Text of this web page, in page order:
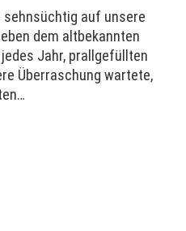
auf unsere
dem altbekannten
Jahr, prallgefüllten
Überraschung wartete,